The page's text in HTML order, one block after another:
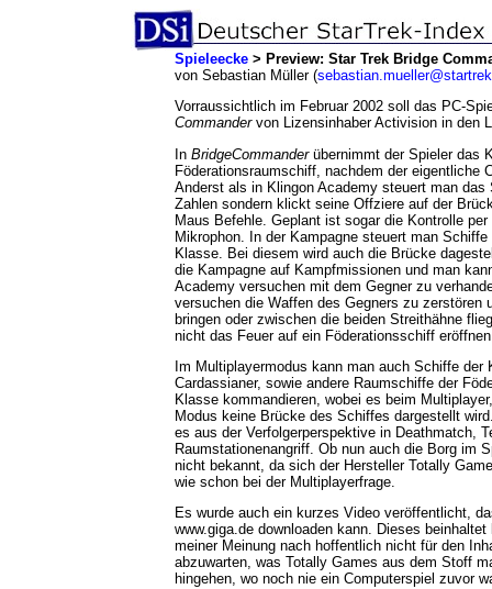
Spieleecke> Preview: Star Trek Bridge
von Sebastian Müller (
Vorraussichtlich im Februar 2002 soll das PC-
Commandervon Lizensinhaber Activision in den
In BridgeCommanderübernimmt der Spieler das
Föderationsraumschiff, nachdem der eigentliche
Anderst als in Klingon Academy steuert man
Zahlen sondern klickt seine Offziere auf der
Maus Befehle. Geplant ist sogar die Kontrolle per
Mikrophon. In der Kampagne steuert man
Klasse. Bei diesem wird auch die Brücke
die Kampagne auf Kampfmissionen und man
Academy versuchen mit dem Gegner zu
versuchen die Waffen des Gegners zu zerstören
bringen oder zwischen die beiden Streithähne
nicht das Feuer auf ein Föderationsschiff
Im Multiplayermodus kann man auch Schiffe der
Cardassianer, sowie andere Raumschiffe der
Klasse kommandieren, wobei es beim
Modus keine Brücke des Schiffes dargestellt
es aus der Verfolgerperspektive in Deathmatch,
Raumstationenangriff. Ob nun auch die Borg im
nicht bekannt, da sich der Hersteller Totally
wie schon bei der Multiplayerfrage.
Es wurde auch ein kurzes Video veröffentlicht,
www.giga.de downloaden kann. Dieses
meiner Meinung nach hoffentlich nicht für den
abzuwarten, was Totally Games aus dem Stoff
hingehen, wo noch nie ein Computerspiel zuvor